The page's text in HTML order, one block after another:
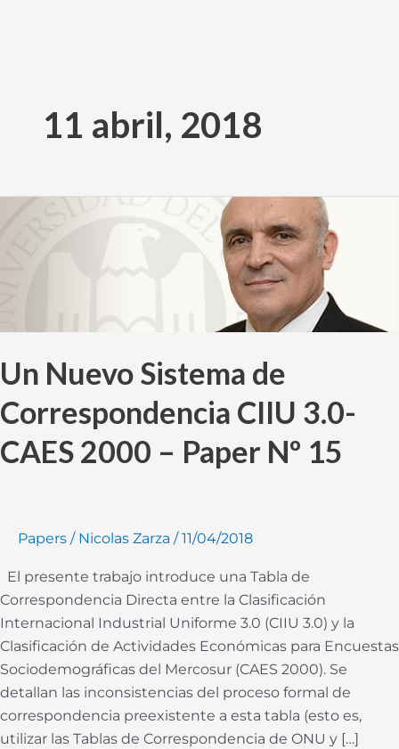
contenido11 abril, 2018
Un Nuevo Sistema de
Correspondencia CIIU 3.0-
CAES 2000 – Paper Nº 15
Papers / Nicolas Zarza /11/04/2018
El presente trabajo introduce una Tabla de
Correspondencia Directa entre la Clasificación
Internacional Industrial Uniforme 3.0 (CIIU 3.0) y la
Clasificación de Actividades Económicas para Encuestas
Sociodemográficas del Mercosur (CAES 2000). Se
detallan las inconsistencias del proceso formal de
correspondencia preexistente a esta tabla (esto es,
utilizar las Tablas de Correspondencia de ONU y […]
CAES
–
Paper
Nº